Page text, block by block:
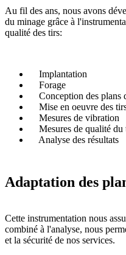
Au fil des ans, nous avons
du minage grâce à
qualité des tirs:
Implantation
Forage
Conception des plans
Mise en oeuvre des
Mesures de vibration
Mesures de qualité du
Analyse des résultats
Adaptation des
Cette instrumentation nous
combiné à l'analyse, nous
et la sécurité de nos services.